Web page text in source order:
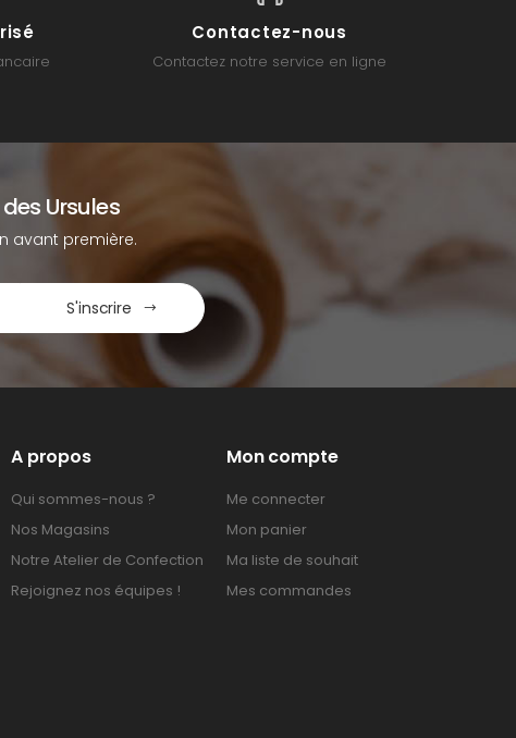
Contactez-nous
Contactez notre service en ligne
Ursules
avant première.
S'inscrire
A propos
Qui sommes-nous ?
Nos Magasins
Notre Atelier de Confection
Rejoignez nos équipes !
Mon compte
Me connecter
Mon panier
Ma liste de souhait
Mes commandes